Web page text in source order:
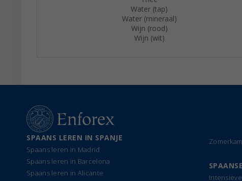
Water (tap)
Water (mineraal)
Wijn (rood)
Wijn (wit)
SPAANS LEREN IN SPANJE
Spaans leren in Madrid
Spaans leren in Barcelona
Spaans leren in Alicante